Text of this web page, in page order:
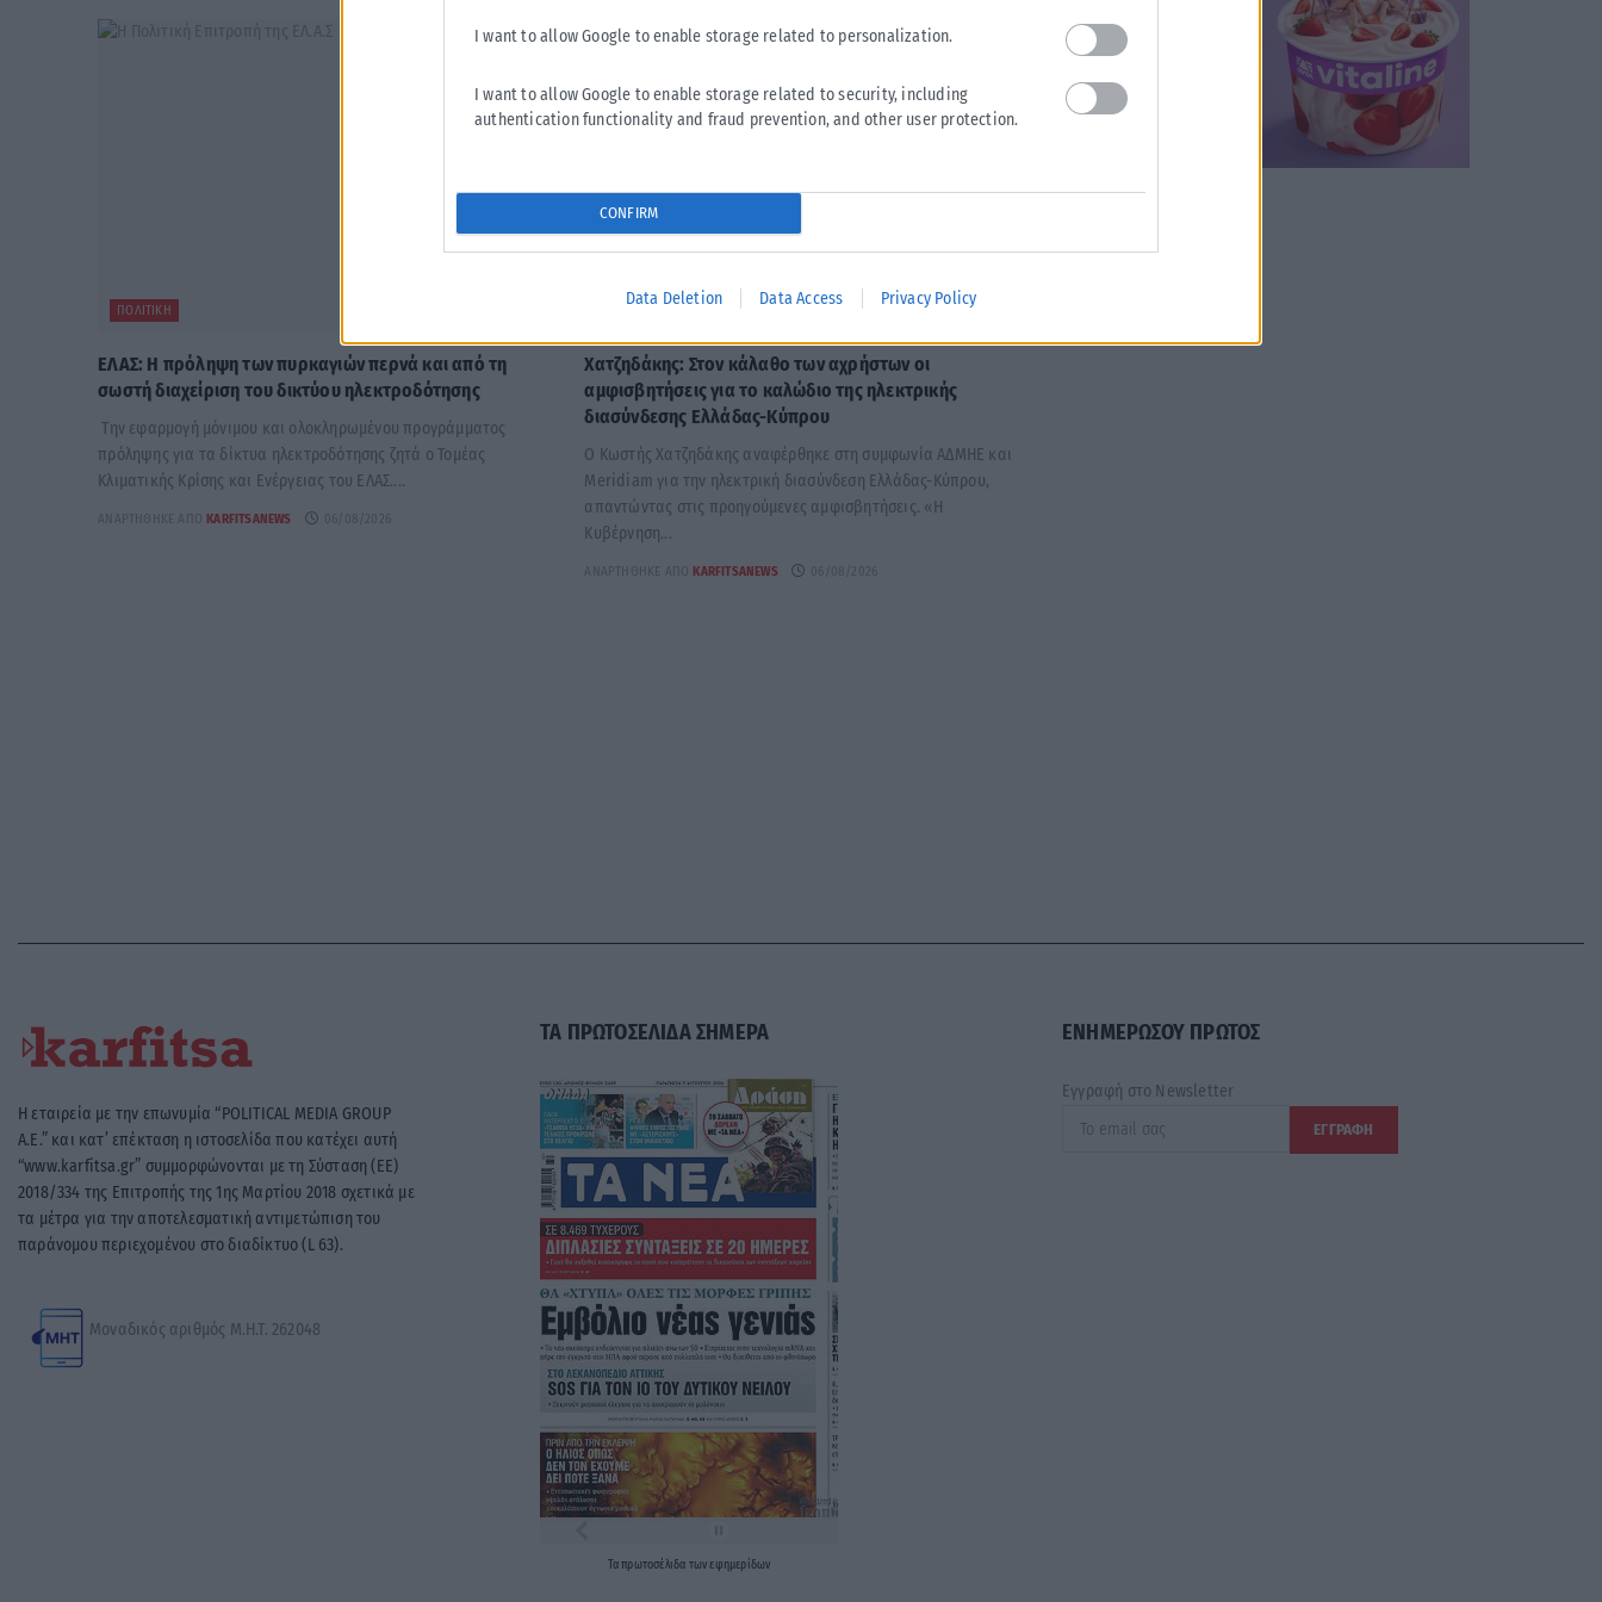
I want to allow Google to enable storage related to personalization.
I want to allow Google to enable storage related to security, including
authentication functionality and fraud prevention, and other user protection.
CONFIRM
Data Deletion Data Access Privacy Policy
ΠΟΛΙΤΙΚΉ
ΕΛΑΣ: Η πρόληψη των πυρκαγιών περνά και από τη
σωστή διαχείριση του δικτύου ηλεκτροδότησης
Την εφαρμογή μόνιμου και ολοκληρωμένου προγράμματος
πρόληψης για τα δίκτυα ηλεκτροδότησης ζητά ο Τομέας
Κλιματικής Κρίσης και Ενέργειας του ΕΛΑΣ....
ΑΝΑΡΤΉΘΗΚΕ ΑΠΌ KARFITSANEWS 06/08/2026
Χατζηδάκης: Στον κάλαθο των αχρήστων οι
αμφισβητήσεις για το καλώδιο της ηλεκτρικής
διασύνδεσης Ελλάδας-Κύπρου
Ο Κωστής Χατζηδάκης αναφέρθηκε στη συμφωνία ΑΔΜΗΕ και
Meridiam για την ηλεκτρική διασύνδεση Ελλάδας-Κύπρου,
απαντώντας στις προηγούμενες αμφισβητήσεις. «Η
Κυβέρνηση...
ΑΝΑΡΤΉΘΗΚΕ ΑΠΌ KARFITSANEWS 06/08/2026
Η εταιρεία με την επωνυμία “POLITICAL MEDIA GROUP
A.E.” και κατ’ επέκταση η ιστοσελίδα που κατέχει αυτή
“www.karfitsa.gr” συμμορφώνονται με τη Σύσταση (ΕΕ)
2018/334 της Επιτροπής της 1ης Μαρτίου 2018 σχετικά με
τα μέτρα για την αποτελεσματική αντιμετώπιση του
παράνομου περιεχομένου στο διαδίκτυο (L 63).
Μοναδικός αριθμός Μ.Η.Τ. 262048
ΤΑ ΠΡΩΤΟΣΕΛΙΔΑ ΣΗΜΕΡΑ
Ταπρωτοσέλιδα τωνεφημερίδων
ΕΝΗΜΕΡΩΣΟΥ ΠΡΩΤΟΣ
Εγγραφή στο Newsletter